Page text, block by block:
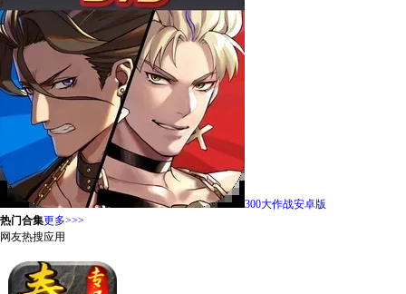
300大作战安卓版
热门合集更多>>>
网友热搜应用